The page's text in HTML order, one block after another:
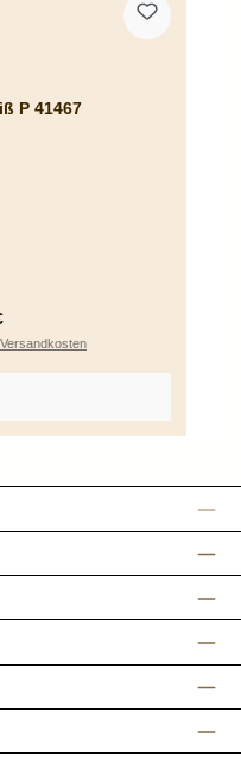
P 41467
Preis: